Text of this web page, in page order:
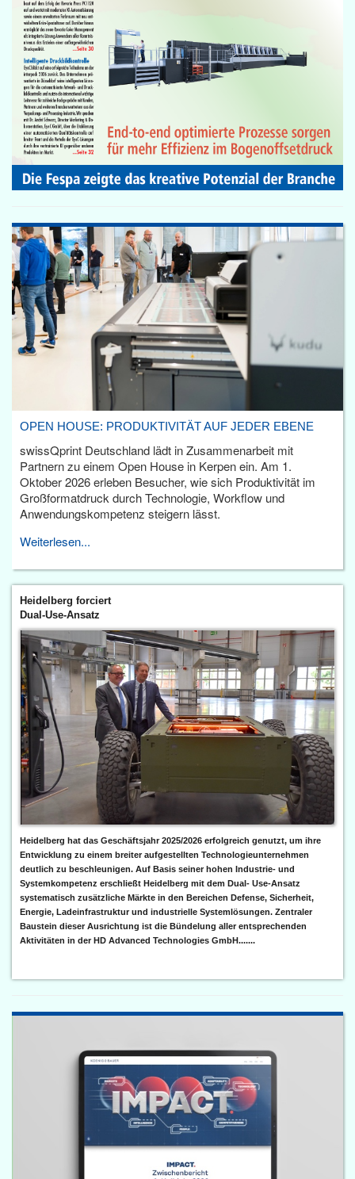
OPEN HOUSE: PRODUKTIVITÄT AUF JEDER EBENE
swissQprint Deutschland lädt in Zusammenarbeit mit
Partnern zu einem Open House in Kerpen ein. Am 1.
Oktober 2026 erleben Besucher, wie sich Produktivität im
Großformatdruck durch Technologie, Workflow und
Anwendungskompetenz steigern lässt.
Weiterlesen...
Heidelberg forciert
Dual-Use-Ansatz
Heidelberg hat das Geschäftsjahr 2025/2026 erfolgreich genutzt, um ihre
Entwicklung zu einem breiter aufgestellten Technologieunternehmen
deutlich zu beschleunigen. Auf Basis seiner hohen Industrie- und
Systemkompetenz erschließt Heidelberg mit dem Dual- Use-Ansatz
systematisch zusätzliche Märkte in den Bereichen Defense, Sicherheit,
Energie, Ladeinfrastruktur und industrielle Systemlösungen. Zentraler
Baustein dieser Ausrichtung ist die Bündelung aller entsprechenden
Aktivitäten in der HD Advanced Technologies GmbH.......